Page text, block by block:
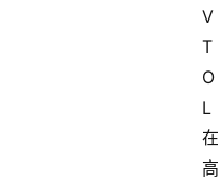
V
T
O
L
在
高